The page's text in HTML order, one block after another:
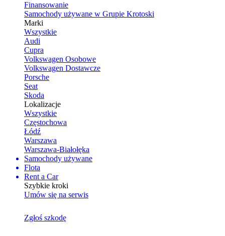
Finansowanie
Samochody używane w Grupie Krotoski
Marki
Wszystkie
Audi
Cupra
Volkswagen Osobowe
Volkswagen Dostawcze
Porsche
Seat
Skoda
Lokalizacje
Wszystkie
Częstochowa
Łódź
Warszawa
Warszawa-Białołęka
Samochody używane
Flota
Rent a Car
Szybkie kroki
Umów się na serwis
Zgłoś szkodę